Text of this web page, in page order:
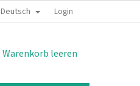
Deutsch Login
WARENKORB
Warenkorb leeren